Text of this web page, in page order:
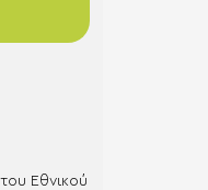
Εθνικού